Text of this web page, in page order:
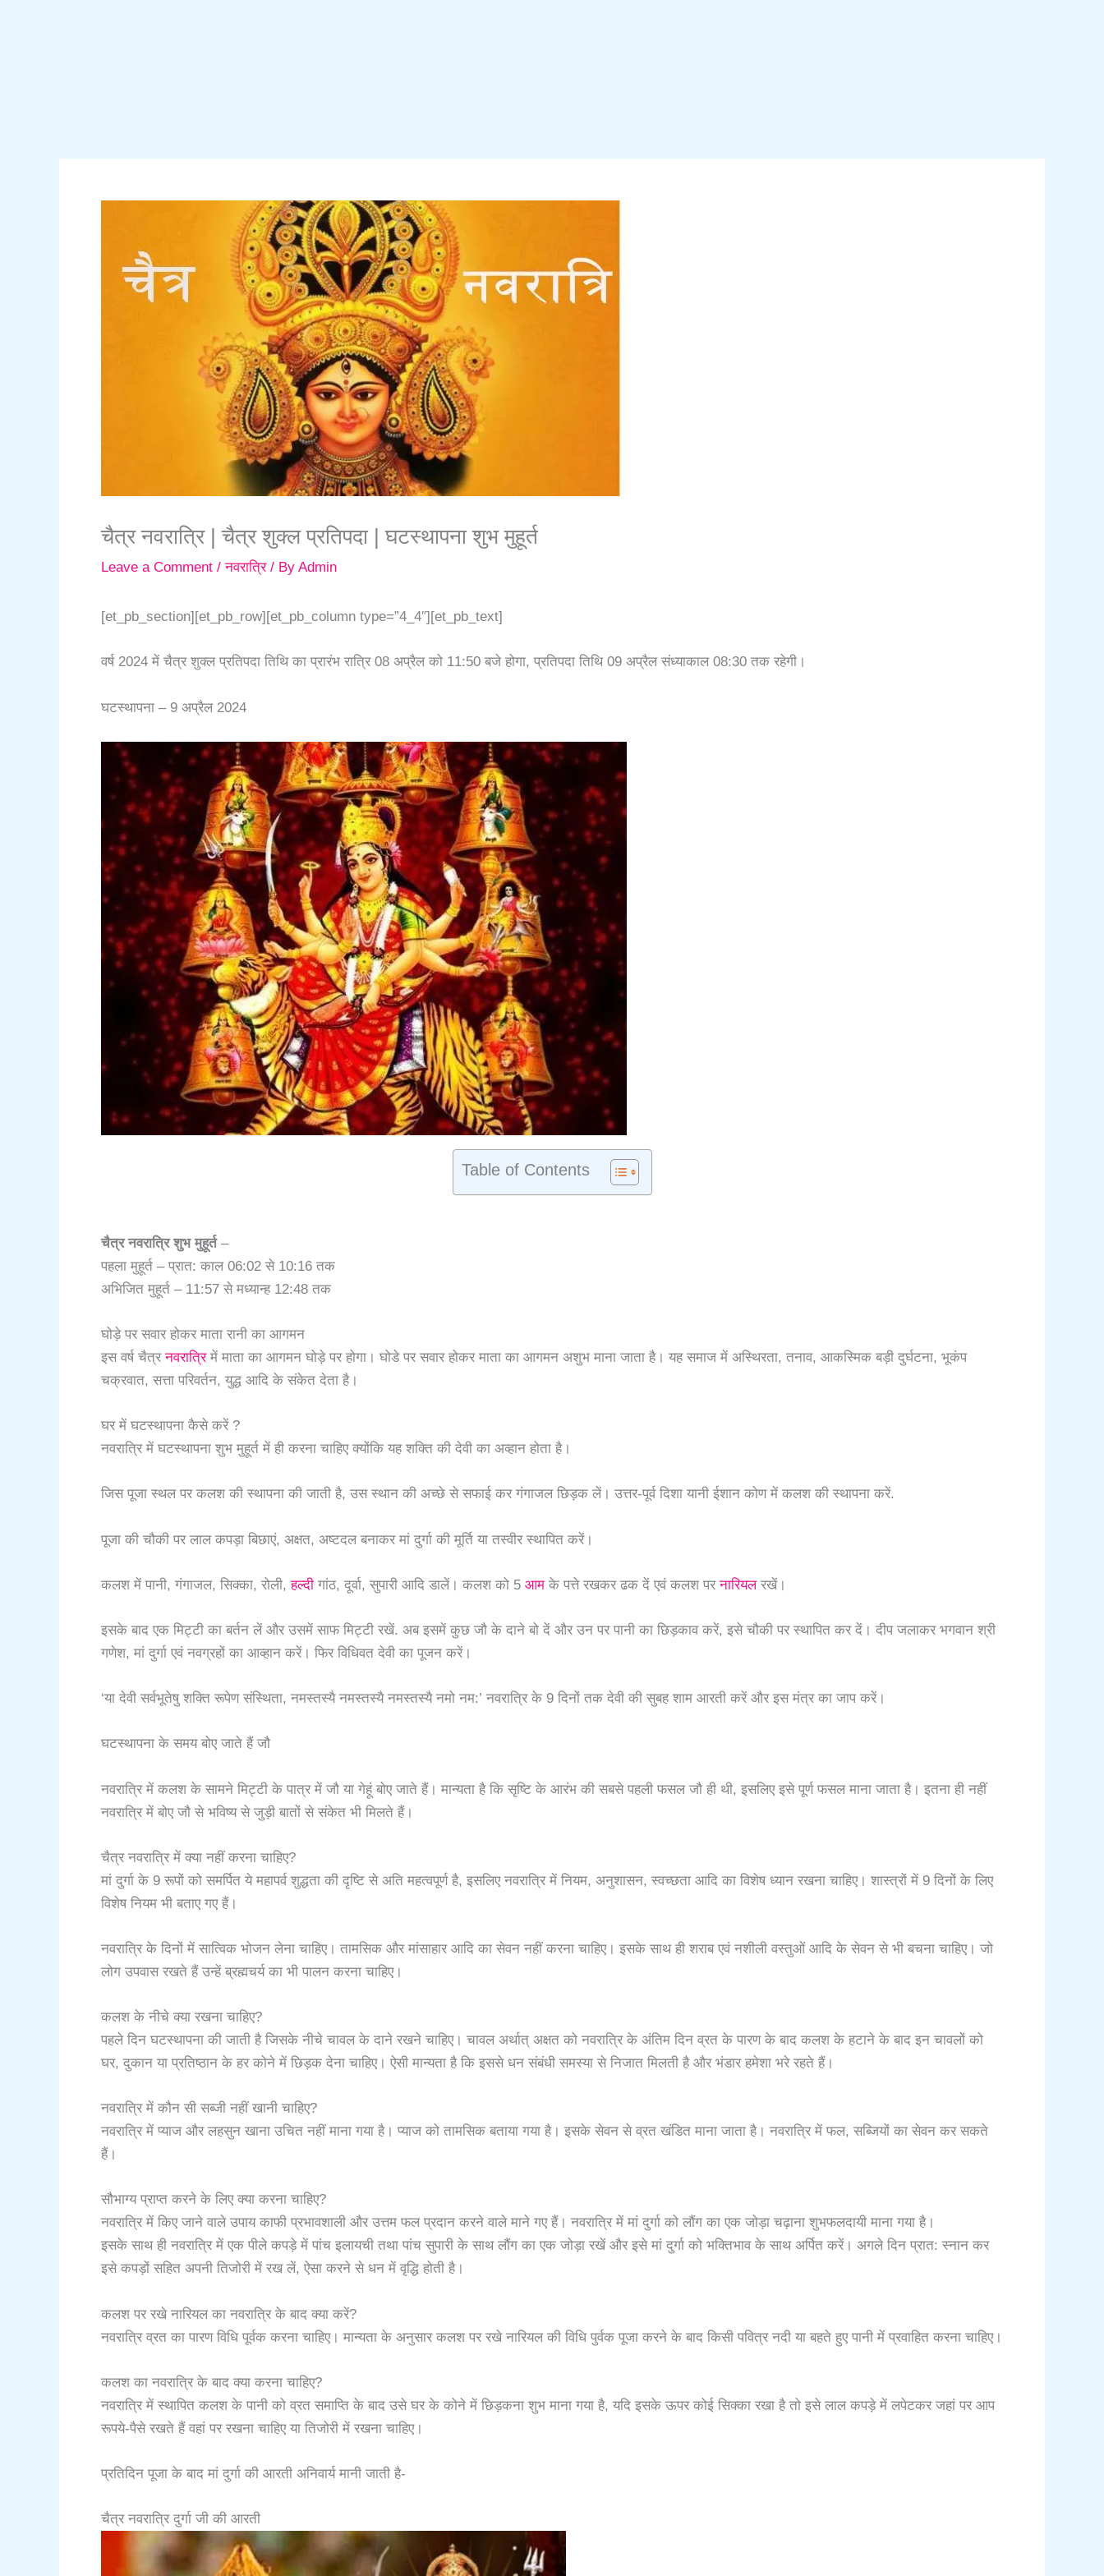
चैत्र नवरात्रि | चैत्र शुक्ल प्रतिपदा | घटस्थापना शुभ मुहूर्त
Leave a Comment /नवरात्रि/ By Admin
[et_pb_section][et_pb_row][et_pb_column type=”4_4″][et_pb_text]
वर्ष 2024 में चैत्र शुक्ल प्रतिपदा तिथि का प्रारंभ रात्रि 08 अप्रैल को 11:50 बजे होगा, प्रतिपदा तिथि 09 अप्रैल संध्याकाल 08:30 तक रहेगी।
घटस्थापना – 9 अप्रैल 2024
Table of Contents
चैत्र नवरात्रि शुभ मुहूर्त –
पहला मुहूर्त – प्रात: काल 06:02 से 10:16 तक
अभिजित मुहूर्त – 11:57 से मध्यान्ह 12:48 तक
घोड़े पर सवार होकर माता रानी का आगमन
इस वर्ष चैत्रनवरात्रि में माता का आगमन घोड़े पर होगा। घोडे पर सवार होकर माता का आगमन अशुभ माना जाता है। यह समाज में अस्थिरता, तनाव, आकस्मिक बड़ी दुर्घटना, भूकंप
चक्रवात, सत्ता परिवर्तन, युद्ध आदि के संकेत देता है।
घर में घटस्थापना कैसे करें ?
नवरात्रि में घटस्थापना शुभ मुहूर्त में ही करना चाहिए क्योंकि यह शक्ति की देवी का अव्हान होता है।
जिस पूजा स्थल पर कलश की स्थापना की जाती है, उस स्थान की अच्छे से सफाई कर गंगाजल छिड़क लें। उत्तर-पूर्व दिशा यानी ईशान कोण में कलश की स्थापना करें.
पूजा की चौकी पर लाल कपड़ा बिछाएं, अक्षत, अष्टदल बनाकर मां दुर्गा की मूर्ति या तस्वीर स्थापित करें।
कलश में पानी, गंगाजल, सिक्का, रोली,हल्दी गांठ, दूर्वा, सुपारी आदि डालें। कलश को 5 आम के पत्ते रखकर ढक दें एवं कलश परनारियल रखें।
इसके बाद एक मिट्टी का बर्तन लें और उसमें साफ मिट्टी रखें. अब इसमें कुछ जौ के दाने बो दें और उन पर पानी का छिड़काव करें, इसे चौकी पर स्थापित कर दें। दीप जलाकर भगवान श्री
गणेश, मां दुर्गा एवं नवग्रहों का आव्हान करें। फिर विधिवत देवी का पूजन करें।
‘या देवी सर्वभूतेषु शक्ति रूपेण संस्थिता, नमस्तस्यै नमस्तस्यै नमस्तस्यै नमो नम:’ नवरात्रि के 9 दिनों तक देवी की सुबह शाम आरती करें और इस मंत्र का जाप करें।
घटस्थापना के समय बोए जाते हैं जौ
नवरात्रि में कलश के सामने मिट्टी के पात्र में जौ या गेहूं बोए जाते हैं। मान्यता है कि सृष्टि के आरंभ की सबसे पहली फसल जौ ही थी, इसलिए इसे पूर्ण फसल माना जाता है। इतना ही नहीं
नवरात्रि में बोए जौ से भविष्य से जुड़ी बातों से संकेत भी मिलते हैं।
चैत्र नवरात्रि में क्या नहीं करना चाहिए?
मां दुर्गा के 9 रूपों को समर्पित ये महापर्व शुद्धता की दृष्टि से अति महत्वपूर्ण है, इसलिए नवरात्रि में नियम, अनुशासन, स्वच्छता आदि का विशेष ध्यान रखना चाहिए। शास्त्रों में 9 दिनों के लिए
विशेष नियम भी बताए गए हैं।
नवरात्रि के दिनों में सात्विक भोजन लेना चाहिए। तामसिक और मांसाहार आदि का सेवन नहीं करना चाहिए। इसके साथ ही शराब एवं नशीली वस्तुओं आदि के सेवन से भी बचना चाहिए। जो
लोग उपवास रखते हैं उन्हें ब्रह्मचर्य का भी पालन करना चाहिए।
कलश के नीचे क्या रखना चाहिए?
पहले दिन घटस्थापना की जाती है जिसके नीचे चावल के दाने रखने चाहिए। चावल अर्थात् अक्षत को नवरात्रि के अंतिम दिन व्रत के पारण के बाद कलश के हटाने के बाद इन चावलों को
घर, दुकान या प्रतिष्ठान के हर कोने में छिड़क देना चाहिए। ऐसी मान्यता है कि इससे धन संबंधी समस्या से निजात मिलती है और भंडार हमेशा भरे रहते हैं।
नवरात्रि में कौन सी सब्जी नहीं खानी चाहिए?
नवरात्रि में प्याज और लहसुन खाना उचित नहीं माना गया है। प्याज को तामसिक बताया गया है। इसके सेवन से व्रत खंडित माना जाता है। नवरात्रि में फल, सब्जियों का सेवन कर सकते
हैं।
सौभाग्य प्राप्त करने के लिए क्या करना चाहिए?
नवरात्रि में किए जाने वाले उपाय काफी प्रभावशाली और उत्तम फल प्रदान करने वाले माने गए हैं। नवरात्रि में मां दुर्गा को लौंग का एक जोड़ा चढ़ाना शुभफलदायी माना गया है।
इसके साथ ही नवरात्रि में एक पीले कपड़े में पांच इलायची तथा पांच सुपारी के साथ लौंग का एक जोड़ा रखें और इसे मां दुर्गा को भक्तिभाव के साथ अर्पित करें। अगले दिन प्रात: स्नान कर
इसे कपड़ों सहित अपनी तिजोरी में रख लें, ऐसा करने से धन में वृद्धि होती है।
कलश पर रखे नारियल का नवरात्रि के बाद क्या करें?
नवरात्रि व्रत का पारण विधि पूर्वक करना चाहिए। मान्यता के अनुसार कलश पर रखे नारियल की विधि पुर्वक पूजा करने के बाद किसी पवित्र नदी या बहते हुए पानी में प्रवाहित करना चाहिए।
कलश का नवरात्रि के बाद क्या करना चाहिए?
नवरात्रि में स्थापित कलश के पानी को व्रत समाप्ति के बाद उसे घर के कोने में छिड़कना शुभ माना गया है, यदि इसके ऊपर कोई सिक्का रखा है तो इसे लाल कपड़े में लपेटकर जहां पर आप
रूपये-पैसे रखते हैं वहां पर रखना चाहिए या तिजोरी में रखना चाहिए।
प्रतिदिन पूजा के बाद मां दुर्गा की आरती अनिवार्य मानी जाती है-
चैत्र नवरात्रि दुर्गा जी की आरती